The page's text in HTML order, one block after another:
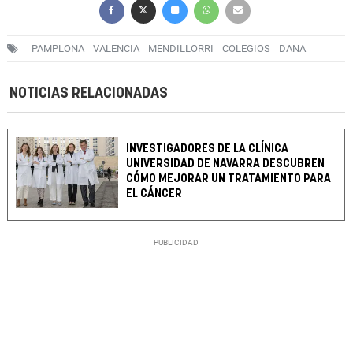
PAMPLONA VALENCIA MENDILLORRI COLEGIOS DANA
NOTICIAS RELACIONADAS
INVESTIGADORES DE LA CLÍNICA
UNIVERSIDAD DE NAVARRA DESCUBREN
CÓMO MEJORAR UN TRATAMIENTO PARA
EL CÁNCER